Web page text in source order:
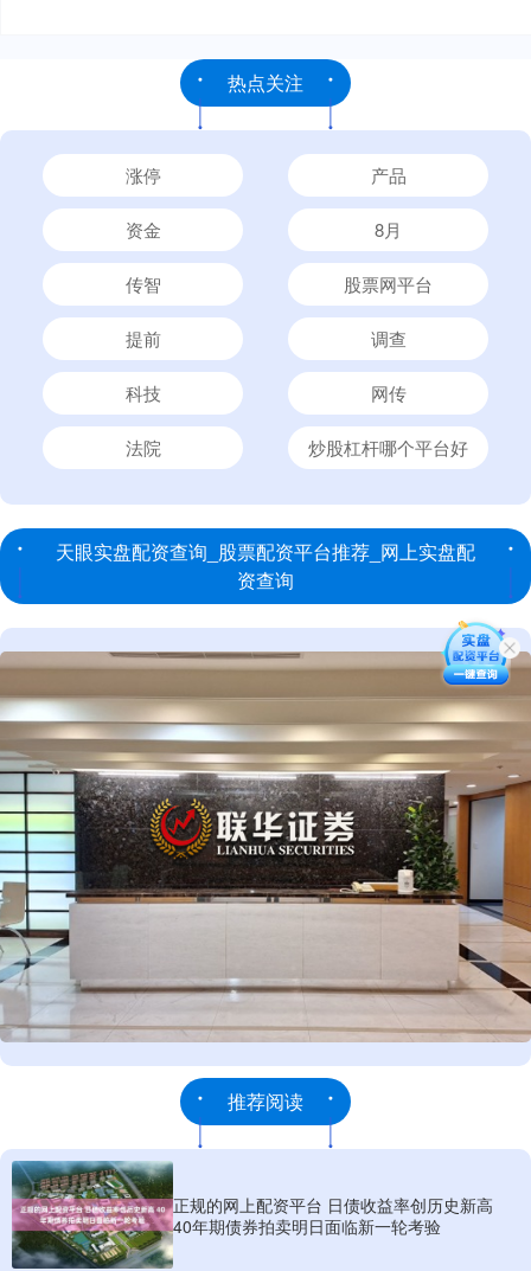
热点关注
涨停 产品
资金 8月
传智 股票网平台
提前 调查
科技 网传
法院 炒股杠杆哪个平台好
天眼实盘配资查询_股票配资平台推荐_网上实盘配
资查询
推荐阅读
正规的网上配资平台 日债收益率创历史新高
40年期债券拍卖明日面临新一轮考验